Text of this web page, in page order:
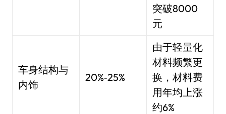
突破8000
元
车身结构与
内饰
20%‑25%
由于轻量化
材料频繁更
换，材料费
用年均上涨
约6%